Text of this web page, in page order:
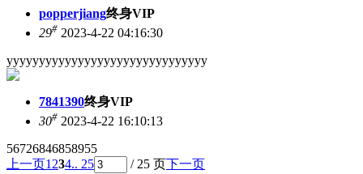
popperjiang终身VIP
29# 2023-4-22 04:16:30
yyyyyyyyyyyyyyyyyyyyyyyyyyyyyyy
7841390终身VIP
30# 2023-4-22 16:10:13
56726846858955
上一页1 234.. 25 / 25 页下一页